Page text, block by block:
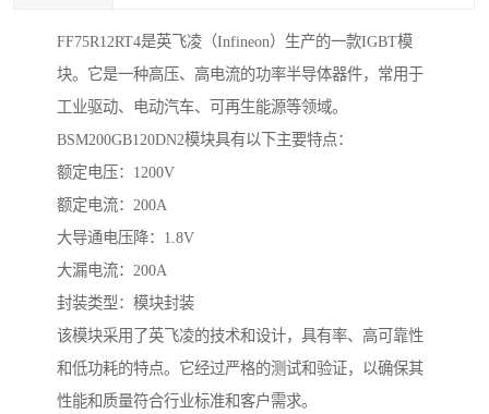
FF75R12RT4是英飞凌（Infineon）生产的一款IGBT模
块。它是一种高压、高电流的功率半导体器件，常用于
工业驱动、电动汽车、可再生能源等领域。
BSM200GB120DN2模块具有以下主要特点：
额定电压：1200V
额定电流：200A
大导通电压降：1.8V
大漏电流：200A
封装类型：模块封装
该模块采用了英飞凌的技术和设计，具有率、高可靠性
和低功耗的特点。它经过严格的测试和验证，以确保其
性能和质量符合行业标准和客户需求。